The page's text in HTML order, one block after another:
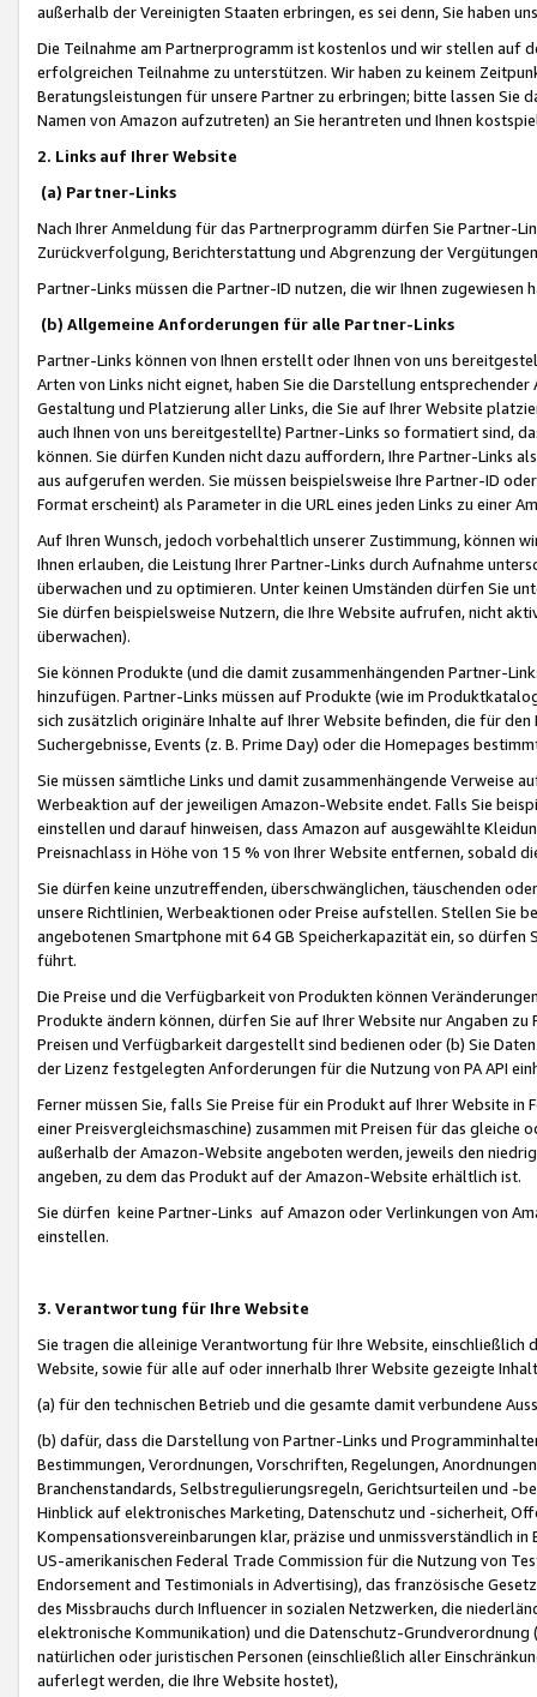
außerhalb der Vereinigten Staaten erbringen, es sei denn, Sie haben
Die Teilnahme am Partnerprogramm ist kostenlos und wir stellen auf
erfolgreichen Teilnahme zu unterstützen. Wir haben zu keinem
Beratungsleistungen für unsere Partner zu erbringen; bitte lassen Sie
Namen von Amazon aufzutreten) an Sie herantreten und Ihnen
2. Links auf Ihrer Website
(a) Partner-Links
Nach Ihrer Anmeldung für das Partnerprogramm dürfen Sie Partner-
Zurückverfolgung, Berichterstattung und Abgrenzung der
Partner-Links müssen die Partner-ID nutzen, die wir Ihnen zugewiesen
(b) Allgemeine Anforderungen für alle Partner-Links
Partner-Links können von Ihnen erstellt oder Ihnen von uns
Arten von Links nicht eignet, haben Sie die Darstellung
Gestaltung und Platzierung aller Links, die Sie auf Ihrer Website
auch Ihnen von uns bereitgestellte) Partner-Links so formatiert sind,
können. Sie dürfen Kunden nicht dazu auffordern, Ihre Partner-Links
aus aufgerufen werden. Sie müssen beispielsweise Ihre Partner-ID
Format erscheint) als Parameter in die URL eines jeden Links zu einer
Auf Ihren Wunsch, jedoch vorbehaltlich unserer Zustimmung, können
Ihnen erlauben, die Leistung Ihrer Partner-Links durch Aufnahme
überwachen und zu optimieren. Unter keinen Umständen dürfen Sie
Sie dürfen beispielsweise Nutzern, die Ihre Website aufrufen, nicht
überwachen).
Sie können Produkte (und die damit zusammenhängenden Partner-
hinzufügen. Partner-Links müssen auf Produkte (wie im
sich zusätzlich originäre Inhalte auf Ihrer Website befinden, die für
Suchergebnisse, Events (z. B. Prime Day) oder die Homepages
Sie müssen sämtliche Links und damit zusammenhängende
Werbeaktion auf der jeweiligen Amazon-Website endet. Falls Sie
einstellen und darauf hinweisen, dass Amazon auf ausgewählte
Preisnachlass in Höhe von 15 % von Ihrer Website entfernen, sobald
Sie dürfen keine unzutreffenden, überschwänglichen, täuschenden
unsere Richtlinien, Werbeaktionen oder Preise aufstellen. Stellen Sie
angebotenen Smartphone mit 64 GB Speicherkapazität ein, so dürfen
führt.
Die Preise und die Verfügbarkeit von Produkten können
Produkte ändern können, dürfen Sie auf Ihrer Website nur Angaben
Preisen und Verfügbarkeit dargestellt sind bedienen oder (b) Sie
der Lizenz festgelegten Anforderungen für die Nutzung von PA API
Ferner müssen Sie, falls Sie Preise für ein Produkt auf Ihrer Website
einer Preisvergleichsmaschine) zusammen mit Preisen für das
außerhalb der Amazon-Website angeboten werden, jeweils den
angeben, zu dem das Produkt auf der Amazon-Website erhältlich ist.
Sie dürfen keine Partner-Links auf Amazon oder Verlinkungen von
einstellen.
3. Verantwortung für Ihre Website
Sie tragen die alleinige Verantwortung für Ihre Website,
Website, sowie für alle auf oder innerhalb Ihrer Website gezeigte
(a) für den technischen Betrieb und die gesamte damit verbundene
(b) dafür, dass die Darstellung von Partner-Links und
Bestimmungen, Verordnungen, Vorschriften, Regelungen,
Branchenstandards, Selbstregulierungsregeln, Gerichtsurteilen und -
Hinblick auf elektronisches Marketing, Datenschutz und -sicherheit,
Kompensationsvereinbarungen klar, präzise und unmissverständlich
US-amerikanischen Federal Trade Commission für die Nutzung von
Endorsement and Testimonials in Advertising), das französische
des Missbrauchs durch Influencer in sozialen Netzwerken, die
elektronische Kommunikation) und die Datenschutz-
natürlichen oder juristischen Personen (einschließlich aller
auferlegt werden, die Ihre Website hostet),